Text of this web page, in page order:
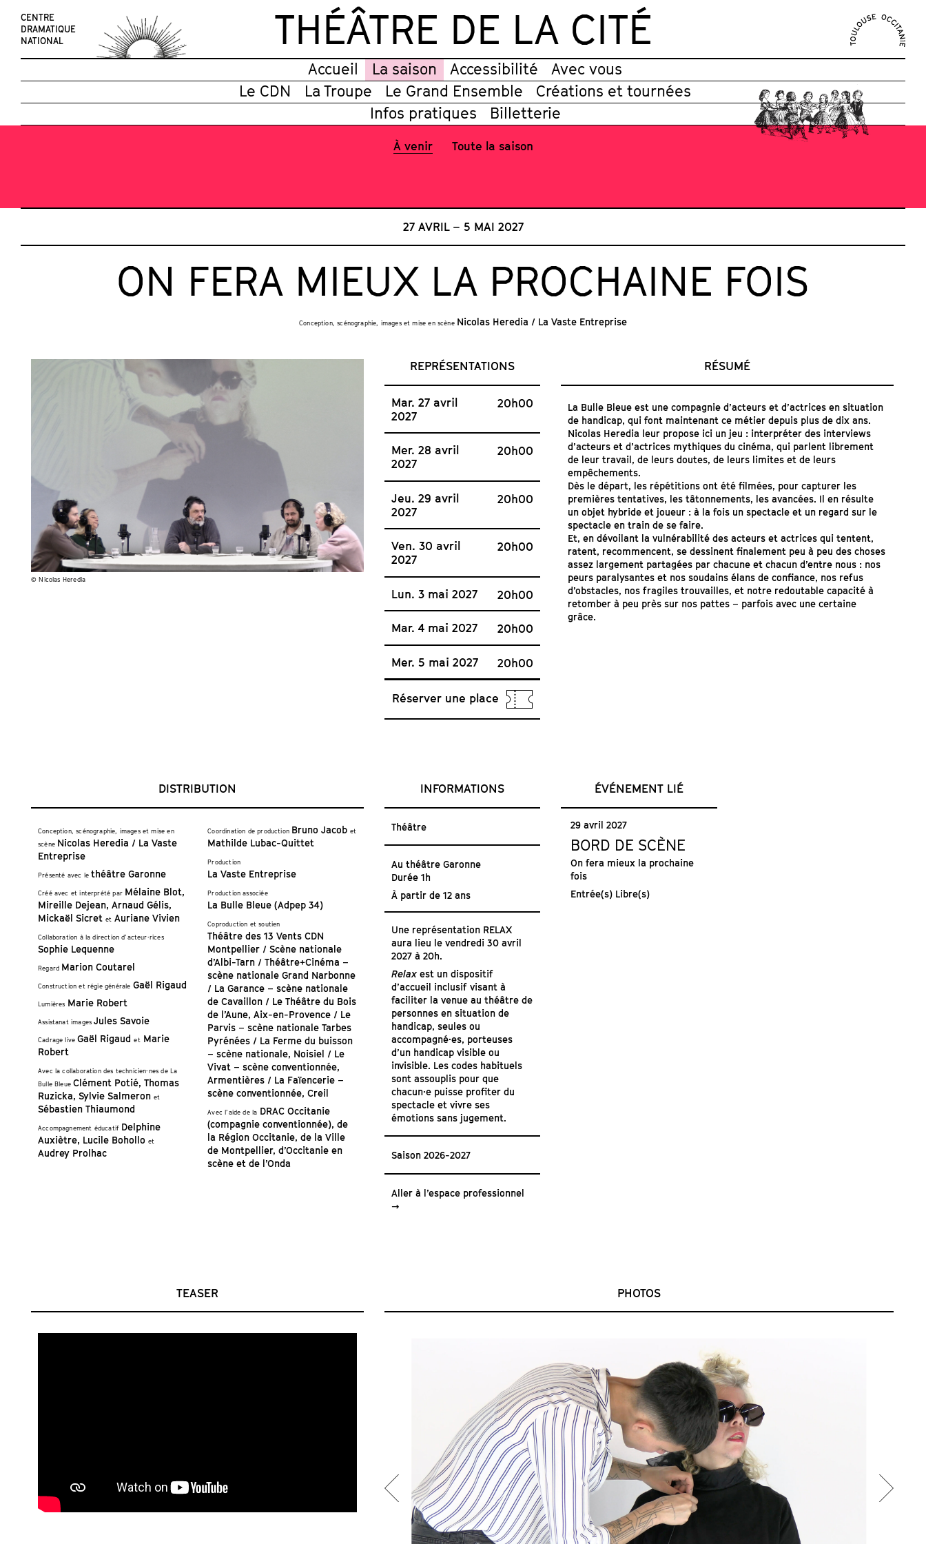
THÉÂTRE DE LA CITÉ
CENTRE
DRAMATIQUE
NATIONAL
Accueil La saison Accessibilité
Avec vous
Le CDN
La Troupe Le Grand Ensemble
Créations et tournées
Infos pratiques
Billetterie
À venir Toute la saison
27 AVRIL – 5 MAI 2027
ON FERA MIEUX LA PROCHAINE FOIS
Conception, scénographie, images et mise en scène Nicolas Heredia / La Vaste Entreprise
© Nicolas Heredia
REPRÉSENTATIONS
Mar. 27 avril
2027
20h00
Mer. 28 avril
2027
20h00
Jeu. 29 avril
2027
20h00
Ven. 30 avril
2027
20h00
Lun. 3 mai 2027 20h00
Mar. 4 mai 2027 20h00
Mer. 5 mai 2027 20h00
Réserver une place
RÉSUMÉ
La Bulle Bleue est une compagnie d’acteurs et d’actrices en situation
de handicap, qui font maintenant ce métier depuis plus de dix ans.
Nicolas Heredia leur propose ici un jeu : interpréter des interviews
d’acteurs et d’actrices mythiques du cinéma, qui parlent librement
de leur travail, de leurs doutes, de leurs limites et de leurs
empêchements.
Dès le départ, les répétitions ont été filmées, pour capturer les
premières tentatives, les tâtonnements, les avancées. Il en résulte
un objet hybride et joueur : à la fois un spectacle et un regard sur le
spectacle en train de se faire.
Et, en dévoilant la vulnérabilité des acteurs et actrices qui tentent,
ratent, recommencent, se dessinent finalement peu à peu des choses
assez largement partagées par chacune et chacun d’entre nous : nos
peurs paralysantes et nos soudains élans de confiance, nos refus
d’obstacles, nos fragiles trouvailles, et notre redoutable capacité à
retomber à peu près sur nos pattes – parfois avec une certaine
grâce.
DISTRIBUTION
Conception, scénographie, images et mise en
scène Nicolas Heredia / La Vaste
Entreprise
Présenté avec le théâtre Garonne
Créé avec et interprété par Mélaine Blot,
Mireille Dejean, Arnaud Gélis,
Mickaël Sicret et Auriane Vivien
Collaboration à la direction d’acteur·rices
Sophie Lequenne
Regard Marion Coutarel
Construction et régie générale Gaël Rigaud
Lumières Marie Robert
Assistanat images Jules Savoie
Cadrage live Gaël Rigaudet Marie
Robert
Avec la collaboration des technicien·nes de La
Bulle Bleue Clément Potié, Thomas
Ruzicka, Sylvie Salmeron et
Sébastien Thiaumond
Accompagnement éducatif Delphine
Auxiètre, Lucile Bohollo et
Audrey Prolhac
Coordination de production Bruno Jacobet
Mathilde Lubac-Quittet
Production
La Vaste Entreprise
Production associée
La Bulle Bleue (Adpep 34)
Coproduction et soutien
Théâtre des 13 Vents CDN
Montpellier / Scène nationale
d’Albi-Tarn / Théâtre+Cinéma –
scène nationale Grand Narbonne
/ La Garance – scène nationale
de Cavaillon / Le Théâtre du Bois
de l’Aune, Aix-en-Provence / Le
Parvis – scène nationale Tarbes
Pyrénées / La Ferme du buisson
– scène nationale, Noisiel / Le
Vivat – scène conventionnée,
Armentières / La Faïencerie –
scène conventionnée, Creil
Avec l’aide de la DRAC Occitanie
(compagnie conventionnée), de
la Région Occitanie, de la Ville
de Montpellier, d’Occitanie en
scène et de l’Onda
INFORMATIONS
Théâtre
Au théâtre Garonne
Durée 1h
À partir de 12 ans
Une représentation RELAX
aura lieu le vendredi 30 avril
2027 à 20h.
Relaxest un dispositif
d’accueil inclusif visant à
faciliter la venue au théâtre de
personnes en situation de
handicap, seules ou
accompagné·es, porteuses
d’un handicap visible ou
invisible. Les codes habituels
sont assouplis pour que
chacun·e puisse profiter du
spectacle et vivre ses
émotions sans jugement.
Saison 2026-2027
Aller à l’espace professionnel
ÉVÉNEMENT LIÉ
29 avril 2027
BORD DE SCÈNE
On fera mieux la prochaine
fois
Entrée(s) Libre(s)
TEASER PHOTOS